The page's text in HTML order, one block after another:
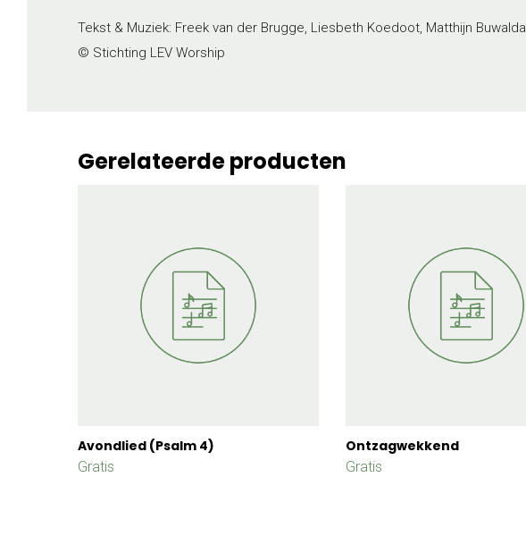
Tekst & Muziek: Freek van der Brugge, Liesbeth Koedoot, Matthijn Buwalda
© Stichting LEV Worship
Gerelateerde producten
Avondlied (Psalm 4)
Gratis
Ontzagwekkend
Gratis